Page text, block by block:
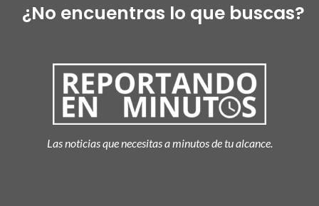
¿No encuentras lo que buscas?
Las noticias que necesitas a minutos de tu alcance.